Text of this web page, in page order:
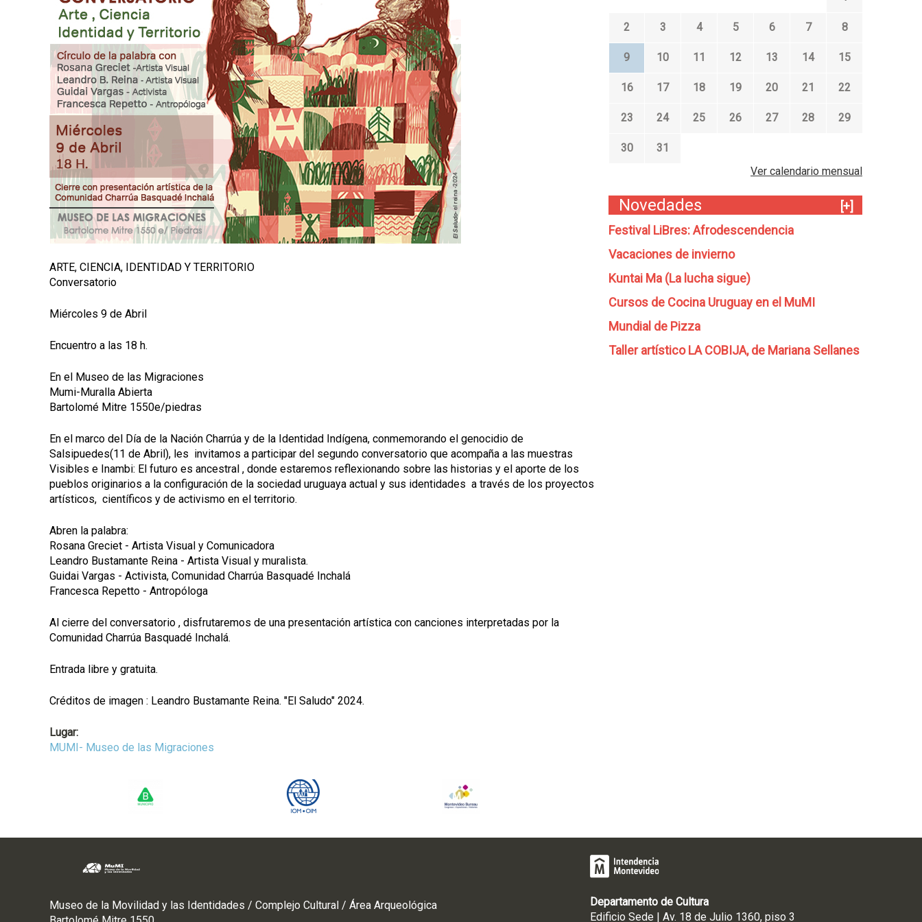
ARTE, CIENCIA, IDENTIDAD Y TERRITORIO
Conversatorio
Miércoles 9 de Abril
Encuentro a las 18 h.
En el Museo de las Migraciones
Mumi-Muralla Abierta
Bartolomé Mitre 1550e/piedras
En el marco del Día de la Nación Charrúa y de la Identidad Indígena, conmemorando el genocidio de
Salsipuedes(11 de Abril), les invitamos a participar del segundo conversatorio que acompaña a las muestras
Visibles e Inambi: El futuro es ancestral , donde estaremos reflexionando sobre las historias y el aporte de los
pueblos originarios a la configuración de la sociedad uruguaya actual y sus identidades a través de los proyectos
artísticos, científicos y de activismo en el territorio.
Abren la palabra:
Rosana Greciet - Artista Visual y Comunicadora
Leandro Bustamante Reina - Artista Visual y muralista.
Guidai Vargas - Activista, Comunidad Charrúa Basquadé Inchalá
Francesca Repetto - Antropóloga
Al cierre del conversatorio , disfrutaremos de una presentación artística con canciones interpretadas por la
Comunidad Charrúa Basquadé Inchalá.
Entrada libre y gratuita.
Créditos de imagen : Leandro Bustamante Reina. "El Saludo" 2024.
Lugar:
MUMI- Museo de las Migraciones
2 3 4 5 6 7 8
9 10 11 12 13 14 15
16 17 18 19 20 21 22
23 24 25 26 27 28 29
30
31
Ver calendario mensual
Novedades
[+]
Festival LiBres: Afrodescendencia
Vacaciones de invierno
Kuntai Ma (La lucha sigue)
Cursos de Cocina Uruguay en el MuMI
Mundial de Pizza
Taller artístico LA COBIJA, de Mariana Sellanes
i
p
a
l
Museo de la Movilidad y las Identidades / Complejo Cultural / Área Arqueológica
Departamento de Cultura
Edificio Sede | Av. 18 de Julio 1360, piso 3